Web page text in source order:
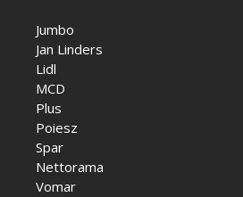
Jumbo
Jan Linders
Lidl
MCD
Plus
Poiesz
Spar
Nettorama
Vomar